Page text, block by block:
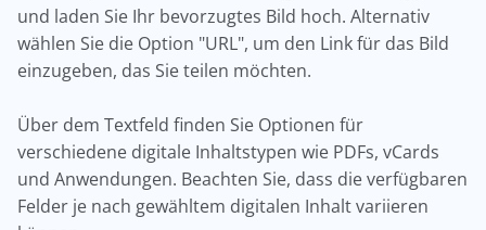
und laden Sie Ihr bevorzugtes Bild hoch. Alternativ
wählen Sie die Option "URL", um den Link für das Bild
einzugeben, das Sie teilen möchten.
Über dem Textfeld finden Sie Optionen für
verschiedene digitale Inhaltstypen wie PDFs, vCards
und Anwendungen. Beachten Sie, dass die verfügbaren
Felder je nach gewähltem digitalen Inhalt variieren